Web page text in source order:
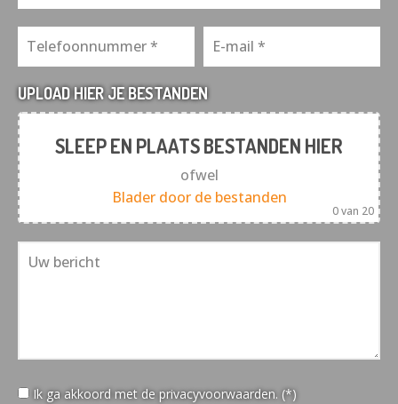
UPLOAD HIER JE BESTANDEN
SLEEP EN PLAATS BESTANDEN HIER
ofwel
Blader door de bestanden
0van 20
Ik ga akkoord met de privacyvoorwaarden. (*)